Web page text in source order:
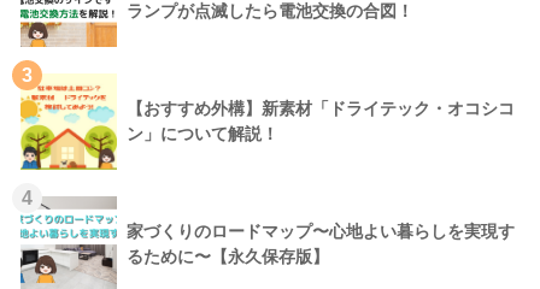
ランプが点滅したら電池交換の合図！
3
【おすすめ外構】新素材「ドライテック・オコシコ
ン」について解説！
4
家づくりのロードマップ〜心地よい暮らしを実現す
るために〜【永久保存版】